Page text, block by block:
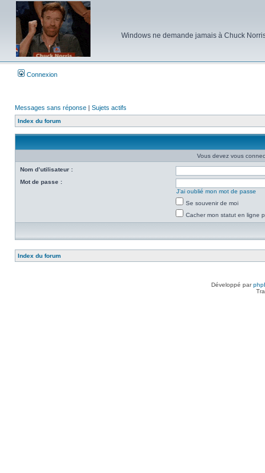
Windows ne demande jamais à Chuck
Connexion
Messages sans réponse | Sujets actifs
Index du forum
Vous devez vous
Nom d’utilisateur :
Mot de passe :
J’ai oublié mon mot de passe
Se souvenir de moi
Cacher mon statut en ligne
Index du forum
Développé par